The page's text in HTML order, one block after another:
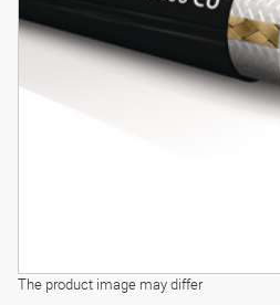
The product image may differ